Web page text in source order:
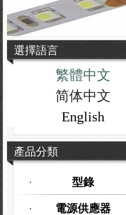
選擇語言
繁體中文
简体中文
English
產品分類
型錄
電源供應器